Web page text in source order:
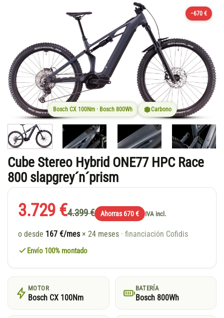
−670 €
Bosch CX 100Nm · Bosch 800Wh Carbono
Cube Stereo Hybrid ONE77 HPC Race
800 slapgrey´n´prism
3.729 €4.399 € Ahorras 670 € IVA incl.
o desde 167 €/mes × 24 meses · financiación Cofidis
Envío 100% montado
MOTOR
Bosch CX 100Nm
BATERÍA
Bosch 800Wh